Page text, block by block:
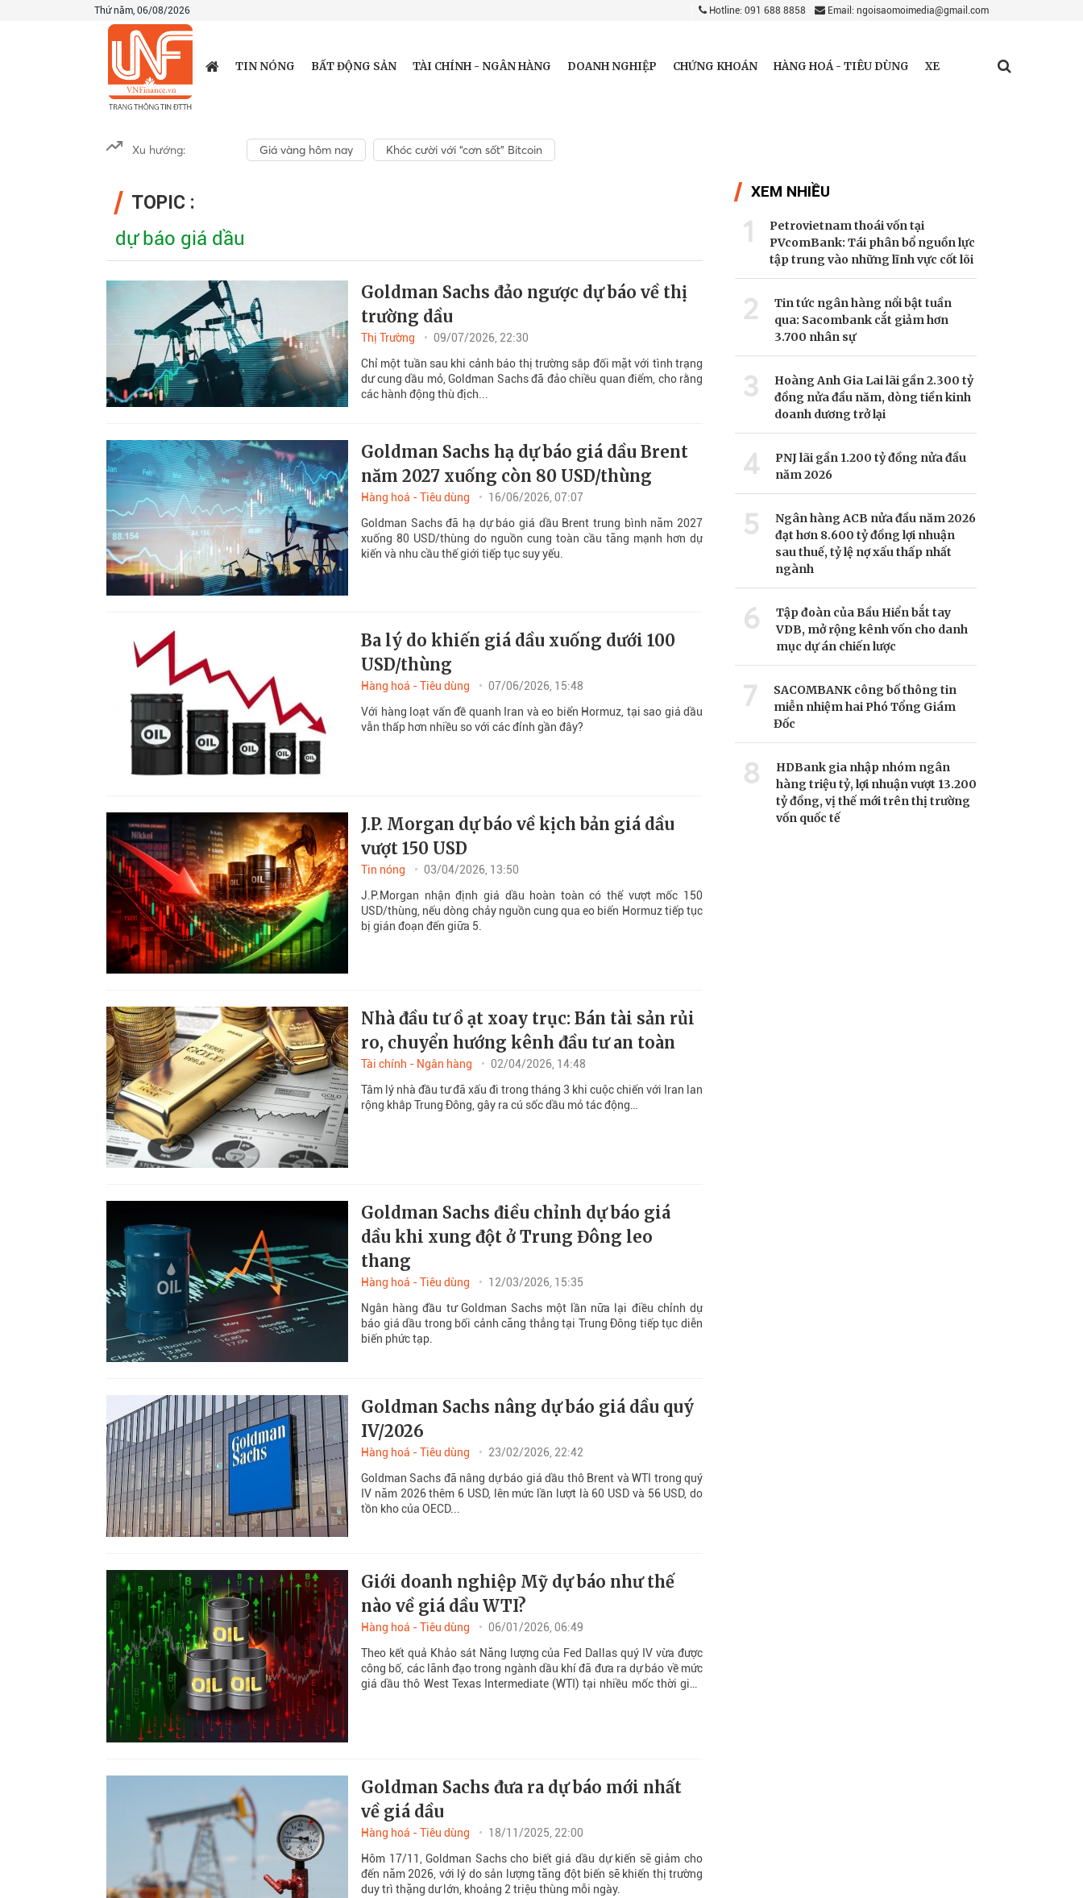
Thứ năm, 06/08/2026 Hotline: 091 688 8858 Email: ngoisaomoimedia@gmail.com
TIN NÓNG BẤT ĐỘNG SẢN TÀI CHÍNH - NGÂN HÀNG DOANH NGHIỆP CHỨNG KHOÁN HÀNG HOÁ - TIÊU DÙNG XE
Xu hướng: Giá vàng hôm nay Khóc cười với “cơn sốt” Bitcoin
TOPIC :
dự báo giá dầu
Goldman Sachs đảo ngược dự báo về thị
trường dầu
Thị Trường
09/07/2026, 22:30
Chỉ một tuần sau khi cảnh báo thị trường sắp đối mặt với tình trạng
dư cung dầu mỏ, Goldman Sachs đã đảo chiều quan điểm, cho rằng
các hành động thù địch...
Goldman Sachs hạ dự báo giá dầu Brent
năm 2027 xuống còn 80 USD/thùng
Hàng hoá - Tiêu dùng
16/06/2026, 07:07
Goldman Sachs đã hạ dự báo giá dầu Brent trung bình năm 2027
xuống 80 USD/thùng do nguồn cung toàn cầu tăng mạnh hơn dự
kiến và nhu cầu thế giới tiếp tục suy yếu.
Ba lý do khiến giá dầu xuống dưới 100
USD/thùng
Hàng hoá - Tiêu dùng
07/06/2026, 15:48
Với hàng loạt vấn đề quanh Iran và eo biển Hormuz, tại sao giá dầu
vẫn thấp hơn nhiều so với các đỉnh gần đây?
J.P. Morgan dự báo về kịch bản giá dầu
vượt 150 USD
Tin nóng
03/04/2026, 13:50
J.P.Morgan nhận định giá dầu hoàn toàn có thể vượt mốc 150
USD/thùng, nếu dòng chảy nguồn cung qua eo biển Hormuz tiếp tục
bị gián đoạn đến giữa 5.
Nhà đầu tư ồ ạt xoay trục: Bán tài sản rủi
ro, chuyển hướng kênh đầu tư an toàn
Tài chính - Ngân hàng
02/04/2026, 14:48
Tâm lý nhà đầu tư đã xấu đi trong tháng 3 khi cuộc chiến với Iran lan
rộng khắp Trung Đông, gây ra cú sốc dầu mỏ tác động…
Goldman Sachs điều chỉnh dự báo giá
dầu khi xung đột ở Trung Đông leo
thang
Hàng hoá - Tiêu dùng
12/03/2026, 15:35
Ngân hàng đầu tư Goldman Sachs một lần nữa lại điều chỉnh dự
báo giá dầu trong bối cảnh căng thẳng tại Trung Đông tiếp tục diễn
biến phức tạp.
Goldman Sachs nâng dự báo giá dầu quý
IV/2026
Hàng hoá - Tiêu dùng
23/02/2026, 22:42
Goldman Sachs đã nâng dự báo giá dầu thô Brent và WTI trong quý
IV năm 2026 thêm 6 USD, lên mức lần lượt là 60 USD và 56 USD, do
tồn kho của OECD...
Giới doanh nghiệp Mỹ dự báo như thế
nào về giá dầu WTI?
Hàng hoá - Tiêu dùng
06/01/2026, 06:49
Theo kết quả Khảo sát Năng lượng của Fed Dallas quý IV vừa được
công bố, các lãnh đạo trong ngành dầu khí đã đưa ra dự báo về mức
giá dầu thô West Texas Intermediate (WTI) tại nhiều mốc thời gian
Goldman Sachs đưa ra dự báo mới nhất
về giá dầu
Hàng hoá - Tiêu dùng
18/11/2025, 22:00
Hôm 17/11, Goldman Sachs cho biết giá dầu dự kiến ​​sẽ giảm cho
đến năm 2026, với lý do sản lượng tăng đột biến sẽ khiến thị trường
duy trì thặng dư lớn, khoảng 2 triệu thùng mỗi ngày.
XEM NHIỀU
1
Petrovietnam thoái vốn tại
PVcomBank: Tái phân bổ nguồn lực
tập trung vào những lĩnh vực cốt lõi
2
Tin tức ngân hàng nổi bật tuần
qua: Sacombank cắt giảm hơn
3.700 nhân sự
3
Hoàng Anh Gia Lai lãi gần 2.300 tỷ
đồng nửa đầu năm, dòng tiền kinh
doanh dương trở lại
4
PNJ lãi gần 1.200 tỷ đồng nửa đầu
năm 2026
5
Ngân hàng ACB nửa đầu năm 2026
đạt hơn 8.600 tỷ đồng lợi nhuận
sau thuế, tỷ lệ nợ xấu thấp nhất
ngành
6
Tập đoàn của Bầu Hiển bắt tay
VDB, mở rộng kênh vốn cho danh
mục dự án chiến lược
7
SACOMBANK công bố thông tin
miễn nhiệm hai Phó Tổng Giám
Đốc
8
HDBank gia nhập nhóm ngân
hàng triệu tỷ, lợi nhuận vượt 13.200
tỷ đồng, vị thế mới trên thị trường
vốn quốc tế